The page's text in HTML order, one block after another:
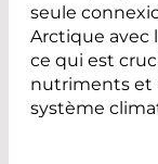
seule
Arctique avec
ce qui est
nutriments et
système